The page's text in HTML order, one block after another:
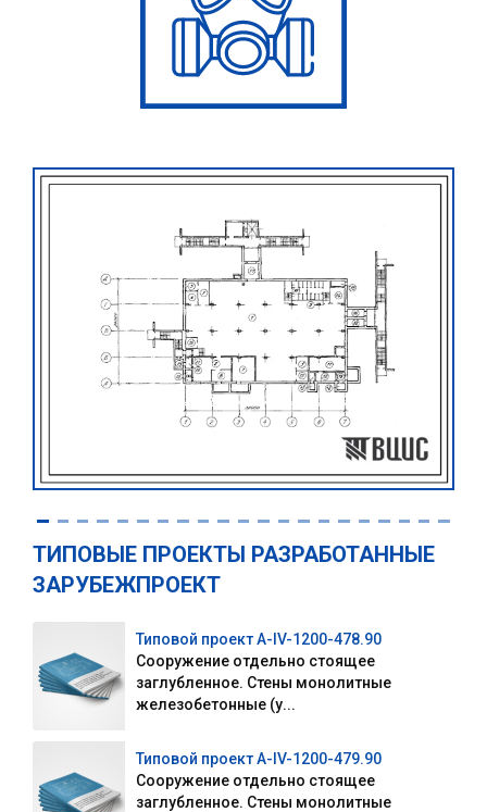
ТИПОВЫЕ ПРОЕКТЫ РАЗРАБОТАННЫЕ
ЗАРУБЕЖПРОЕКТ
Типовой проект А-IV-1200-478.90
Сооружение отдельно стоящее
заглубленное. Стены монолитные
железобетонные (у...
Типовой проект А-IV-1200-479.90
Сооружение отдельно стоящее
заглубленное. Стены монолитные